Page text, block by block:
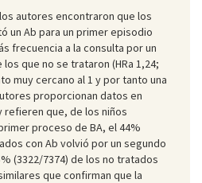
los autores encontraron que los
un Ab para un primer episodio
frecuencia a la consulta por un
que no se trataron (HRa 1,24;
muy cercano al 1 y por tanto una
proporcionan datos en
refieren que, de los niños
proceso de BA, el 44%
con Ab volvió por un segundo
(3322/7374) de los no tratados
que confirman que la